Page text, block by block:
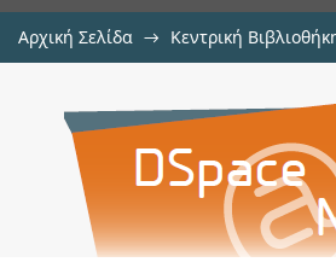
Αρχική Σελίδα → Κεντρική
Ανάπτυξη
λόγου παράκαμψης
Εφαρμογή GE F110-